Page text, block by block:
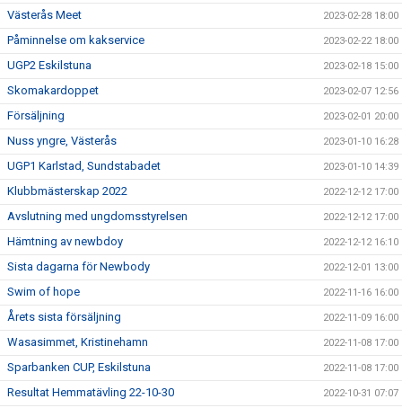
Västerås Meet 2023-02-28 18:00
Påminnelse om kakservice 2023-02-22 18:00
UGP2 Eskilstuna 2023-02-18 15:00
Skomakardoppet 2023-02-07 12:56
Försäljning 2023-02-01 20:00
Nuss yngre, Västerås 2023-01-10 16:28
UGP1 Karlstad, Sundstabadet 2023-01-10 14:39
Klubbmästerskap 2022 2022-12-12 17:00
Avslutning med ungdomsstyrelsen 2022-12-12 17:00
Hämtning av newbdoy 2022-12-12 16:10
Sista dagarna för Newbody 2022-12-01 13:00
Swim of hope 2022-11-16 16:00
Årets sista försäljning 2022-11-09 16:00
Wasasimmet, Kristinehamn 2022-11-08 17:00
Sparbanken CUP, Eskilstuna 2022-11-08 17:00
Resultat Hemmatävling 22-10-30 2022-10-31 07:07